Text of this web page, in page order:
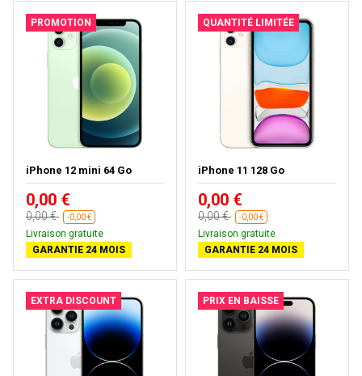
PROMOTION
iPhone 12 mini 64 Go
0,00 €
0,00 € -0,00 €
Livraison gratuite
GARANTIE 24 MOIS
QUANTITÉ LIMITÉE
iPhone 11 128 Go
0,00 €
0,00 € -0,00 €
Livraison gratuite
GARANTIE 24 MOIS
EXTRA DISCOUNT PRIX EN BAISSE